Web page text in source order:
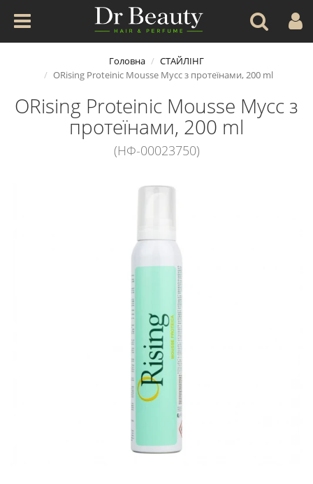
Головна
СТАЙЛІНГ
ORising Proteinic Mousse Мусс з протеїнами, 200 ml
ORising Proteinic Mousse Мусс з
протеїнами, 200 ml
(НФ-00023750)